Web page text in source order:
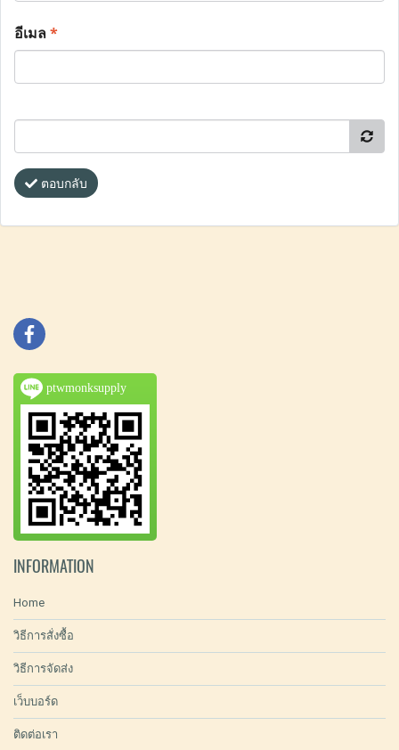
อีเมล*
ตอบกลับ
ptwmonksupply
INFORMATION
Home
วิธีการสั่งซื้อ
วิธีการจัดส่ง
เว็บบอร์ด
ติดต่อเรา